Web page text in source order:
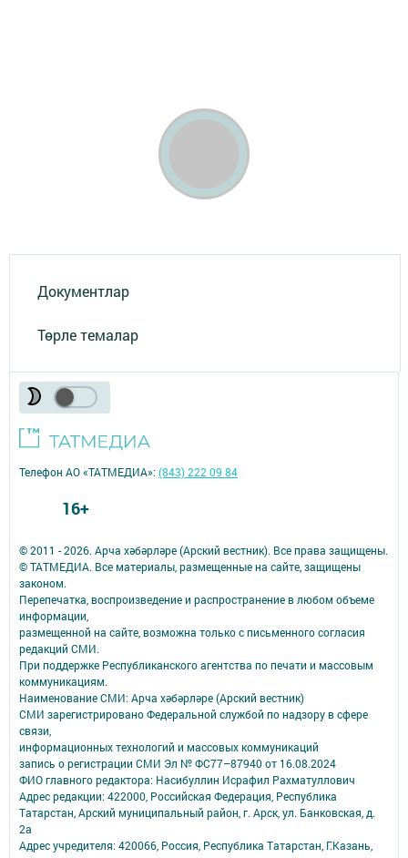
Документлар
Төрле темалар
© 2011 - 2026. Арча хәбәрләре (Арский вестник). Все права защищены.
© ТАТМЕДИА. Все материалы, размещенные на сайте, защищены
законом.
Перепечатка, воспроизведение и распространение в любом объеме
информации,
размещенной на сайте, возможна только с письменного согласия
редакций СМИ.
При поддержке Республиканского агентства по печати и массовым
коммуникациям.
Наименование СМИ: Арча хәбәрләре (Арский вестник)
СМИ зарегистрировано Федеральной службой по надзору в сфере
связи,
информационных технологий и массовых коммуникаций
запись о регистрации СМИ Эл № ФС77–87940 от 16.08.2024
ФИО главного редактора: Насибуллин Исрафил Рахматуллович
Адрес редакции: 422000, Российская Федерация, Республика
Татарстан, Арский муниципальный район, г. Арск, ул. Банковская, д.
2а
Адрес учредителя: 420066, Россия, Республика Татарстан, Г.Казань,
Телефон АО «ТАТМЕДИА»:(843) 222 09 84
16+